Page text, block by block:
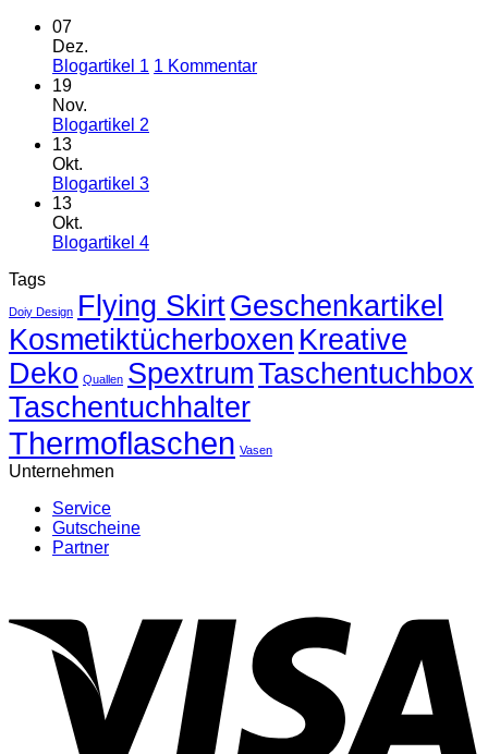
07
Dez.
Blogartikel 1 1 Kommentarzu
19
Nov.
Blogartikel 2
Blogartikel
13
Okt.
Blogartikel 3Keine
Blogartikel
13
Okt.
Blogartikel 4Keine
Blogartikel
4
Tags
Doiy Design Flying SkirtGeschenkartikel
Kosmetiktücherboxen Kreative
Deko Quallen SpextrumTaschentuchbox
Taschentuchhalter
Thermoflaschen Vasen
Unternehmen
Service
Gutscheine
Partner